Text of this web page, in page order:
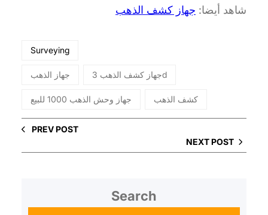
شاهد أيضا: جهاز كشف الذهب
Surveying
جهاز الذهب جهاز كشف الذهب 3d
جهاز وحش الذهب 1000 للبيع كشف الذهب
PREV POST
NEXT POST
Search